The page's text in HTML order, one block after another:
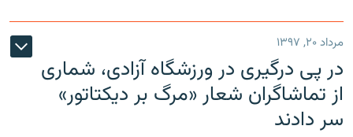
مرداد ۲۰, ۱۳۹۷
در پی درگیری در ورزشگاه آزادی، شماری
از تماشاگران شعار «مرگ بر دیکتاتور»
سر دادند